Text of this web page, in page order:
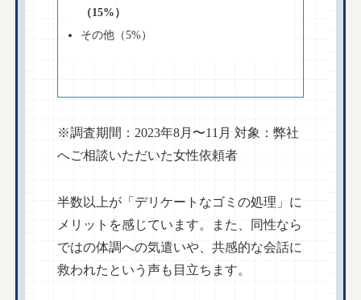
（15%）
その他（5%）
※調査期間：2023年8月〜11月 対象：弊社
へご相談いただいた女性依頼者
半数以上が「デリケートなゴミの処理」に
メリットを感じています。また、同性なら
ではの体調への気遣いや、共感的な会話に
救われたという声も目立ちます。